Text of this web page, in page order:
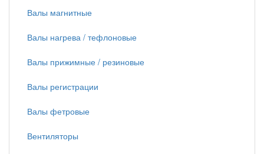
Валы магнитные
Валы нагрева / тефлоновые
Валы прижимные / резиновые
Валы регистрации
Валы фетровые
Вентиляторы